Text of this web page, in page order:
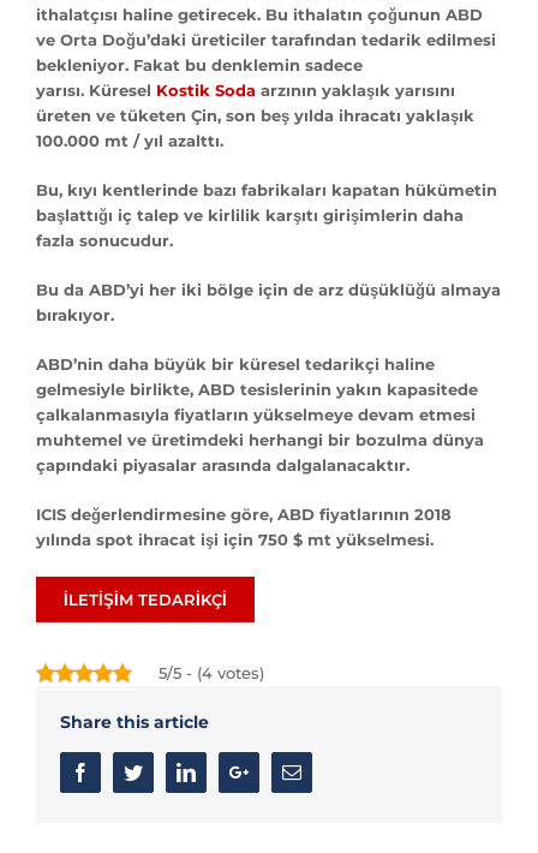
ithalatçısı haline getirecek. Bu ithalatın çoğunun ABD
ve Orta Doğu’daki üreticiler tarafından tedarik edilmesi
bekleniyor. Fakat bu denklemin sadece
yarısı. Küresel Kostik Soda arzının yaklaşık yarısını
üreten ve tüketen Çin, son beş yılda ihracatı yaklaşık
100.000 mt / yıl azalttı.
Bu, kıyı kentlerinde bazı fabrikaları kapatan hükümetin
başlattığı iç talep ve kirlilik karşıtı girişimlerin daha
fazla sonucudur.
Bu da ABD’yi her iki bölge için de arz düşüklüğü almaya
bırakıyor.
ABD’nin daha büyük bir küresel tedarikçi haline
gelmesiyle birlikte, ABD tesislerinin yakın kapasitede
çalkalanmasıyla fiyatların yükselmeye devam etmesi
muhtemel ve üretimdeki herhangi bir bozulma dünya
çapındaki piyasalar arasında dalgalanacaktır.
ICIS değerlendirmesine göre, ABD fiyatlarının 2018
yılında spot ihracat işi için 750 $ mt yükselmesi.
İLETIŞIM TEDARIKÇI
5/5 - (4 votes)
Share this article
FacebookTwitterLinkedinGoogle+Email